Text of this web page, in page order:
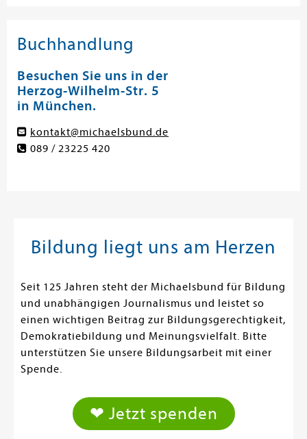
Buchhandlung
Besuchen Sie uns in der
Herzog-Wilhelm-Str. 5
in München.
kontakt@michaelsbund.de
089 / 23225 420
Bildung liegt uns am Herzen
Seit 125 Jahren steht der Michaelsbund für Bildung
und unabhängigen Journalismus und leistet so
einen wichtigen Beitrag zur Bildungsgerechtigkeit,
Demokratiebildung und Meinungsvielfalt. Bitte
unterstützen Sie unsere Bildungsarbeit mit einer
Spende.
❤ Jetzt spenden